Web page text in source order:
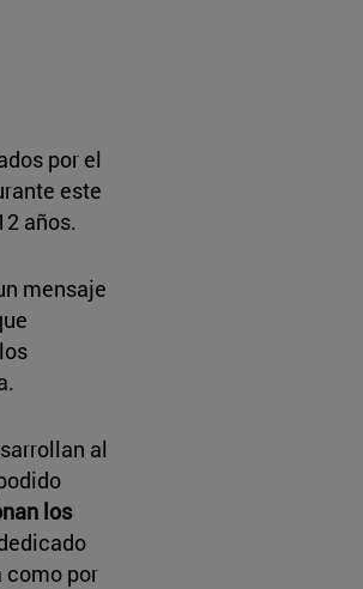
por el
este
años.
mensaje
al
los
como por